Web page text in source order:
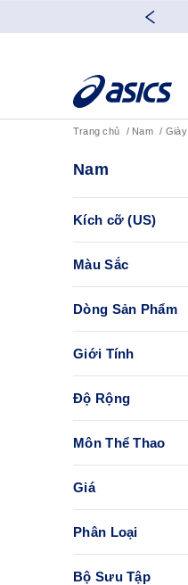
Trang chủ Nam Giày
Nam
Kích cỡ (US)
Màu Sắc
Dòng Sản Phẩm
Giới Tính
Độ Rộng
Môn Thể Thao
Giá
Phân Loại
Bộ Sưu Tập